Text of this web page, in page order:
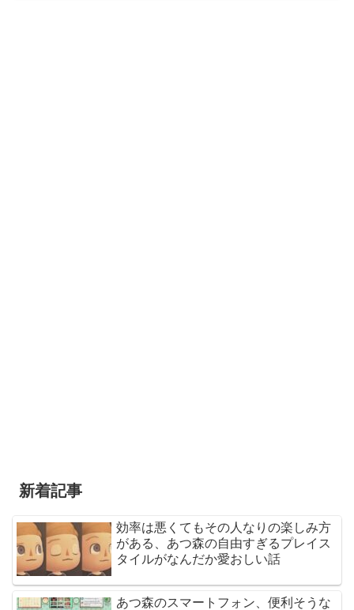
新着記事
効率は悪くてもその人なりの楽しみ方
がある、あつ森の自由すぎるプレイス
タイルがなんだか愛おしい話
あつ森のスマートフォン、便利そうな